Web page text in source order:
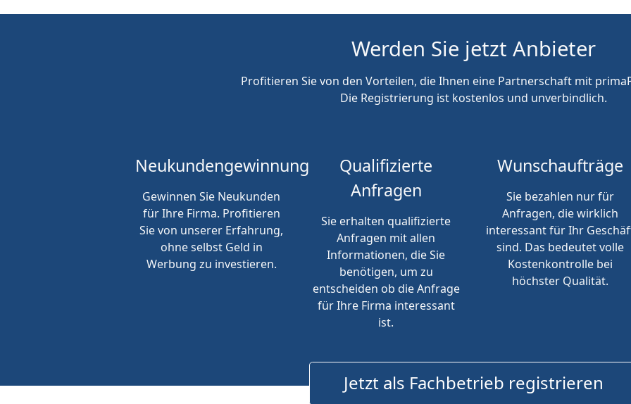
Werden Sie jetzt Anbieter
Profitieren Sie von den Vorteilen, die Ihnen eine Partnerschaft mit
Die Registrierung ist kostenlos und unverbindlich.
Neukundengewinnung
Gewinnen Sie Neukunden
für Ihre Firma. Profitieren
Sie von unserer Erfahrung,
ohne selbst Geld in
Werbung zu investieren.
Qualifizierte
Anfragen
Sie erhalten qualifizierte
Anfragen mit allen
Informationen, die Sie
benötigen, um zu
entscheiden ob die Anfrage
für Ihre Firma interessant
ist.
Wunschaufträge
Sie bezahlen nur für
Anfragen, die wirklich
interessant für Ihr
sind. Das bedeutet volle
Kostenkontrolle bei
höchster Qualität.
Jetzt als Fachbetrieb registrieren